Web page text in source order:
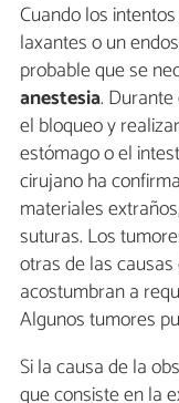
Cuando los
laxantes o un
probable que se
anestesia.
el bloqueo y
estómago o el
cirujano ha
materiales
suturas. Los
otras de las
acostumbran a
Algunos tumores
Si la causa de la
que consiste en la